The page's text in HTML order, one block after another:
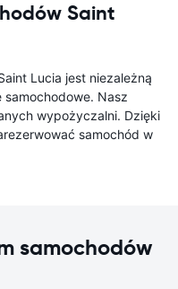
Saint
Lucia jest niezależną
Nasz
wypożyczalni. Dzięki
samochód w
samochodów